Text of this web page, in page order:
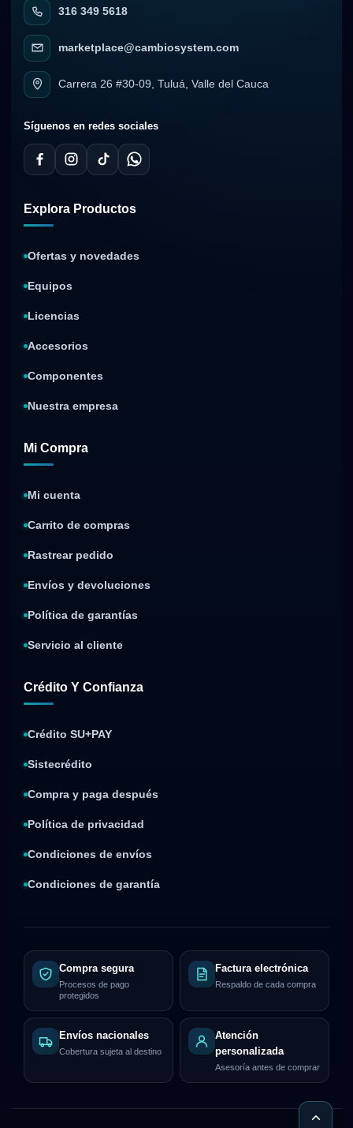
316 349 5618
marketplace@cambiosystem.com
Carrera 26 #30-09, Tuluá, Valle del Cauca
Síguenos en redes sociales
Explora Productos
Ofertas y novedades
Equipos
Licencias
Accesorios
Componentes
Nuestra empresa
Mi Compra
Mi cuenta
Carrito de compras
Rastrear pedido
Envíos y devoluciones
Política de garantías
Servicio al cliente
Crédito Y Confianza
Crédito SU+PAY
Sistecrédito
Compra y paga después
Política de privacidad
Condiciones de envíos
Condiciones de garantía
Compra segura
Procesos de pago
protegidos
Factura electrónica
Respaldo de cada compra
Envíos nacionales
Cobertura sujeta al destino
Atención
personalizada
Asesoría antes de comprar